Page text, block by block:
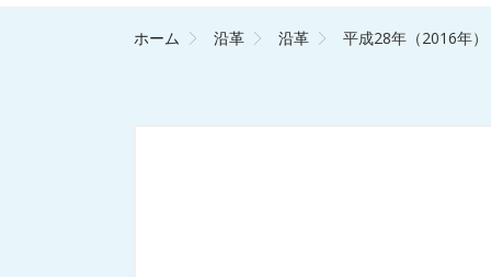
ホーム 沿革 沿革 平成28年（2016年）